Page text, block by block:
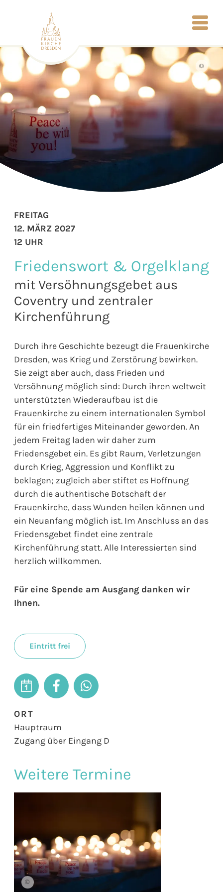
©
Friedenswort & Orgelklang
mit Versöhnungsgebet aus
Coventry und zentraler
Kirchenführung
Durch ihre Geschichte bezeugt die Frauenkirche
Dresden, was Krieg und Zerstörung bewirken.
Sie zeigt aber auch, dass Frieden und
Versöhnung möglich sind: Durch ihren weltweit
unterstützten Wiederaufbau ist die
Frauenkirche zu einem internationalen Symbol
für ein friedfertiges Miteinander geworden. An
jedem Freitag laden wir daher zum
Friedensgebet ein. Es gibt Raum, Verletzungen
durch Krieg, Aggression und Konflikt zu
beklagen; zugleich aber stiftet es Hoffnung
durch die authentische Botschaft der
Frauenkirche, dass Wunden heilen können und
ein Neuanfang möglich ist. Im Anschluss an das
Friedensgebet findet eine zentrale
Kirchenführung statt. Alle Interessierten sind
herzlich willkommen.
Für eine Spende am Ausgang danken wir
Ihnen.
Eintritt frei
FREITAG
12. MÄRZ 2027
12 UHR
ORT
Hauptraum
Zugang über Eingang D
Weitere Termine
©